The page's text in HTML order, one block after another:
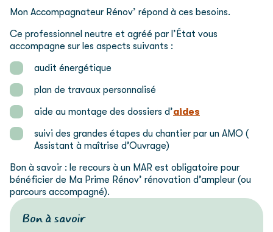
Mon Accompagnateur Rénov’ répond à ces besoins.
Ce professionnel neutre et agréé par l’État vous
accompagne sur les aspects suivants :
audit énergétique
plan de travaux personnalisé
aide au montage des dossiers d’aides
suivi des grandes étapes du chantier par un AMO (
Assistant à maîtrise d’Ouvrage)
Bon à savoir : le recours à un MAR est obligatoire pour
bénéficier de Ma Prime Rénov’ rénovation d’ampleur (ou
parcours accompagné).
Bon à savoir